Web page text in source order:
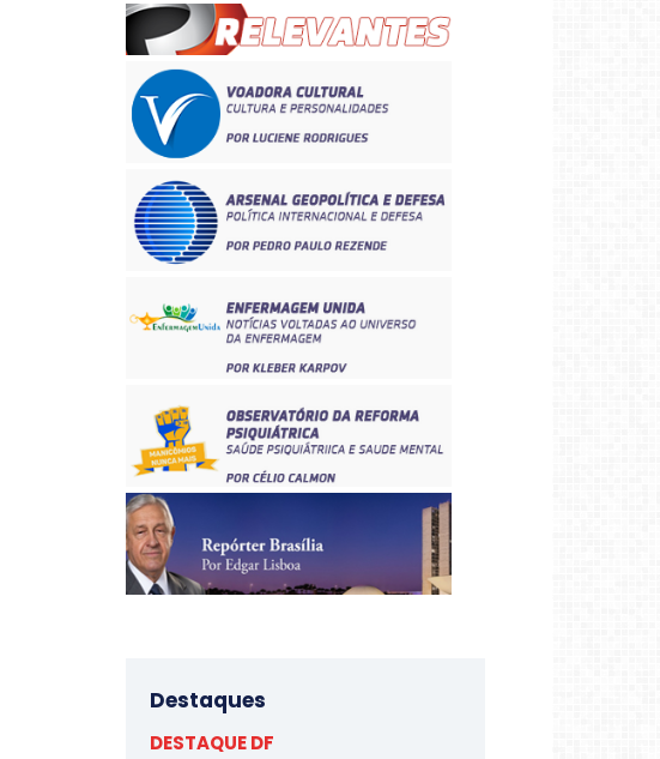
Destaques
DESTAQUE DF